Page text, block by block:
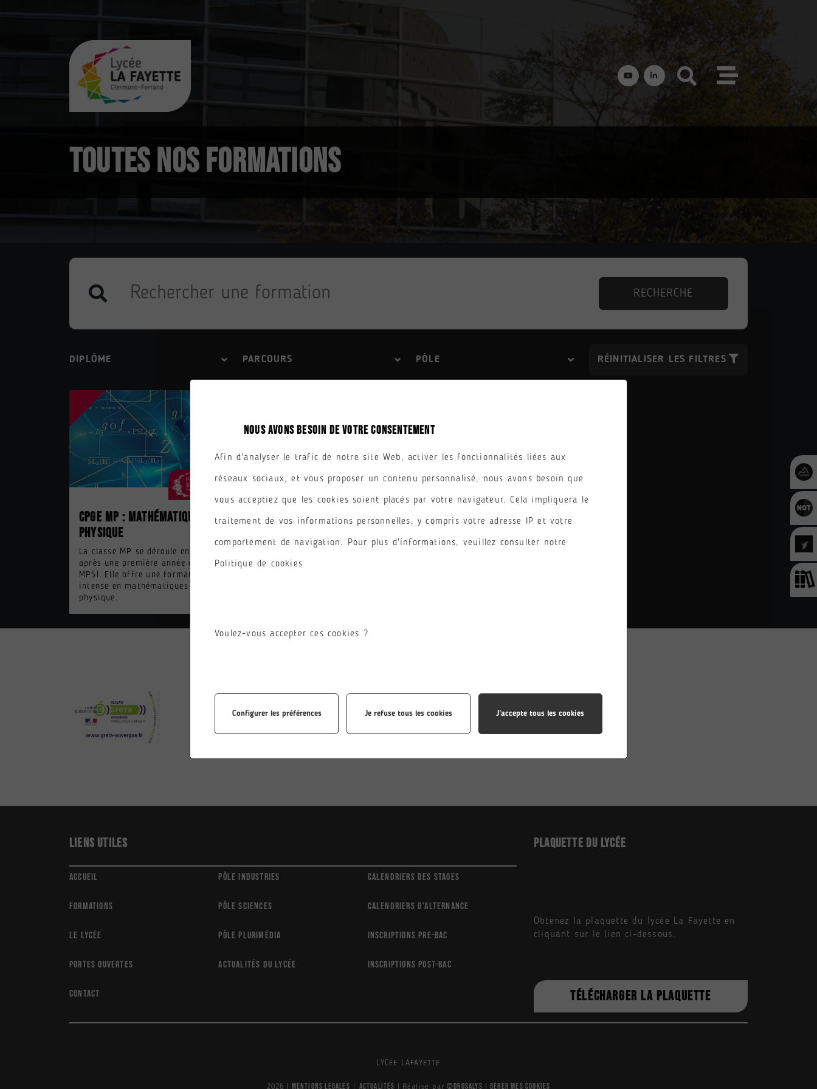
TOUTES NOS FORMATIONS
RECHERCHE
DIPLÔME PARCOURS PÔLE RÉINITIALISER LES FILTRES
CPGE MP : Mathématiques
Physique
La classe MP se déroule en un an
après une première année en
MPSI. Elle offre une formation
intense en mathématiques et en
physique.
CPGE ATS : Adaptation
titulaires d’un BTS ou aux
CPGE PCSI : Physique Chimie
Liens utiles
Accueil Pôle Industries Calendriers des stages
Formations Pôle Sciences Calendriers d’alternance
Le Lycée Pôle Plurimédia Inscriptions Pre-Bac
Portes ouvertes Actualités du lycée Inscriptions Post-Bac
Contact
Plaquette du Lycée
Obtenez la plaquette du lycée La Fayette en
cliquant sur le lien ci-dessous.
TÉLÉCHARGER LA PLAQUETTE
LYCÉE LAFAYETTE
2026 Mentions légales Actualités Réalisé par ©Drosalys Gérer mes cookies
NOUS AVONS BESOIN DE VOTRE CONSENTEMENT
Afin d'analyser le trafic de notre site Web, activer les fonctionnalités liées aux
réseaux sociaux, et vous proposer un contenu personnalisé, nous avons besoin que
vous acceptiez que les cookies soient placés par votre navigateur. Cela impliquera le
traitement de vos informations personnelles, y compris votre adresse IP et votre
comportement de navigation. Pour plus d'informations, veuillez consulter notre
Politique de cookies
Voulez-vous accepter ces cookies ?
Configurer les préférences Je refuse tous les cookies J'accepte tous les cookies